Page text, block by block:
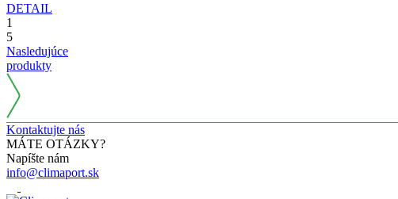
DETAIL
1
5
Nasledujúce
produkty
Kontaktujte nás
MÁTE OTÁZKY?
Napíšte nám
info@climaport.sk